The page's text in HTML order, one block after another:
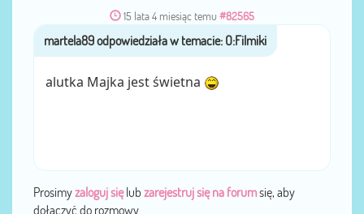
15 lata 4 miesiąc temu #82565
alutka Majka jest świetna
Prosimyzaloguj sięlub zarejestruj się na forumsię, aby
dołączyć do rozmowy.